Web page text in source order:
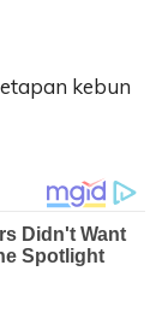
kebun